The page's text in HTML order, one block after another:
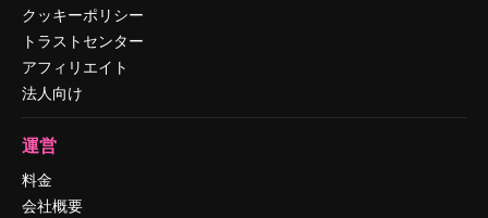
クッキーポリシー
トラストセンター
アフィリエイト
法人向け
運営
料金
会社概要